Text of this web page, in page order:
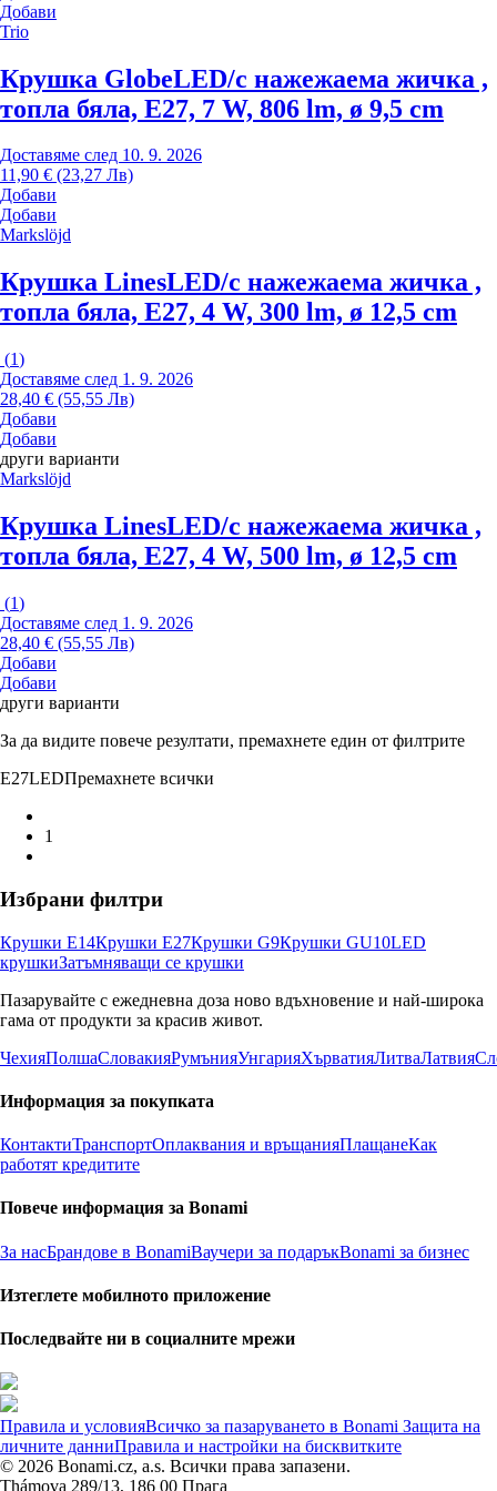
Добави
Trio
Крушка GlobeLED/с нажежаема жичка ,
топла бяла, E27, 7 W, 806 lm, ø 9,5 cm
Доставяме след 10. 9. 2026
11,90 € (23,27 Лв)
Добави
Добави
Markslöjd
Крушка LinesLED/с нажежаема жичка ,
топла бяла, E27, 4 W, 300 lm, ø 12,5 cm
(1)
Доставяме след 1. 9. 2026
28,40 € (55,55 Лв)
Добави
Добави
други варианти
Markslöjd
Крушка LinesLED/с нажежаема жичка ,
топла бяла, E27, 4 W, 500 lm, ø 12,5 cm
(1)
Доставяме след 1. 9. 2026
28,40 € (55,55 Лв)
Добави
Добави
други варианти
За да видите повече резултати, премахнете един от филтрите
E27LEDПремахнете всички
1
Избрани филтри
Крушки E14Крушки E27Крушки G9Крушки GU10LED
крушкиЗатъмняващи се крушки
Пазарувайте с ежедневна доза ново вдъхновение и най-широка
гама от продукти за красив живот.
ЧехияПолшаСловакияРумънияУнгарияХърватияЛитваЛатвия
Информация за покупката
КонтактиТранспортОплаквания и връщанияПлащанеКак
работят кредитите
Повече информация за Bonami
За насБрандове в BonamiВаучери за подаръкBonami за бизнес
Изтеглете мобилното приложение
Последвайте ни в социалните мрежи
Правила и условияВсичко за пазаруването в Bonami Защита на
личните данниПравила и настройки на бисквитките
© 2026 Bonami.cz, a.s. Всички права запазени.
Thámova 289/13, 186 00 Прага